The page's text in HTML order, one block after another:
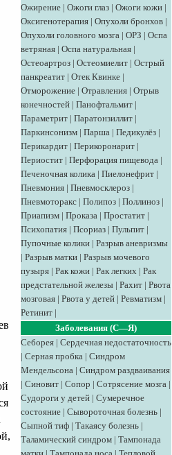
Ожирение | Ожоги глаз | Ожоги кожи |
Оксигенотерапия | Опухоли бронхов |
Опухоли головного мозга | ОРЗ | Оспа
ветряная | Оспа натуральная |
Остеоартроз | Остеомиелит | Острый
панкреатит | Отек Квинке |
Отморожение | Отравления | Отрыв
конечностей | Панофтальмит |
Параметрит | Паратонзиллит |
Паркинсонизм | Парша | Педикулёз |
Перикардит | Перикоронарит |
Периостит | Перфорация пищевода |
Печеночная колика | Пиелонефрит |
Пневмония | Пневмосклероз |
Пневмоторакс | Полипоз | Поллиноз |
Приапизм | Проказа | Простатит |
Психопатия | Псориаз | Пульпит |
Пупочные колики | Разрыв аневризмы
| Разрыв матки | Разрыв мочевого
пузыря | Рак кожи | Рак легких | Рак
предстательной железы | Рахит | Рвота
мозговая | Рвота у детей | Ревматизм |
Ретинит |
Заболевания (С—Я)
Себорея | Сердечная недостаточность
| Серная пробка | Синдром
Мендельсона | Синдром раздваивания
| Синовит | Сопор | Сотрясение мозга |
Судороги у детей | Сумеречное
состояние | Сывороточная болезнь |
Сыпной тиф | Такаясу болезнь |
Таламический синдром | Тампонада